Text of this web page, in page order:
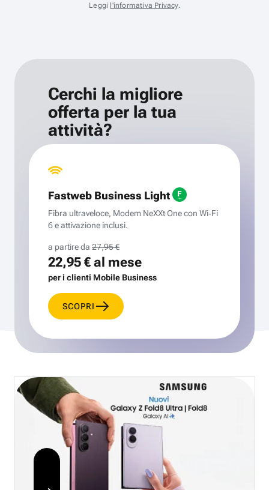
Leggi l'informativa Privacy.
Cerchi la migliore
offerta per la tua
attività?
Fastweb Business Light
Fibra ultraveloce, Modem NeXXt One con Wi‑Fi
6 e attivazione inclusi.
a partire da 27,95 €
22,95 €al mese
per i clienti Mobile Business
SCOPRI